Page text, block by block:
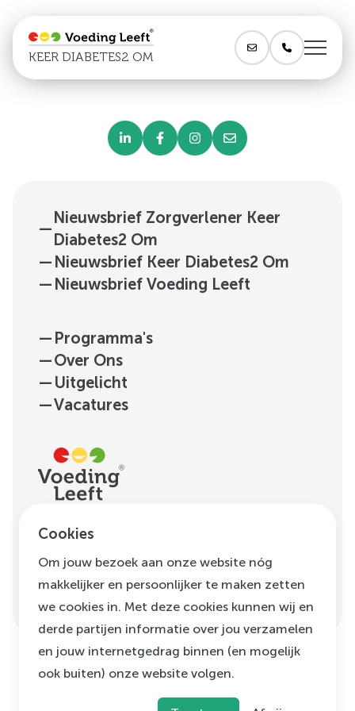
KEER DIABETES2 OM
—
Nieuwsbrief Zorgverlener Keer
Diabetes2 Om
— Nieuwsbrief Keer Diabetes2 Om
— Nieuwsbrief Voeding Leeft
— Programma's
—Over Ons
— Uitgelicht
—Vacatures
H.J.E. Wenckebachweg
1096 AM Amsterdam
info@voedingleeft.nl
Voeding Leeft,2026
Cookie beleidKlachtenregeling
Cookies
Om jouw bezoek aan onze website nóg
makkelijker en persoonlijker te maken zetten
we cookies in. Met deze cookies kunnen wij en
derde partijen informatie over jou verzamelen
en jouw internetgedrag binnen (en mogelijk
ook buiten) onze website volgen.